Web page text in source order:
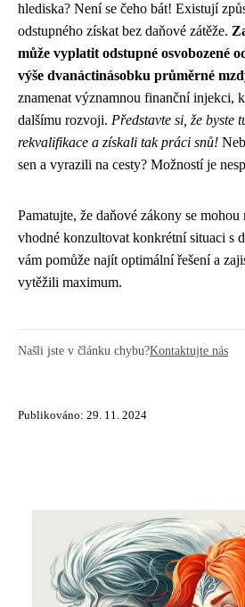
hlediska? Není se čeho bát! Existují
odstupného získat bez daňové zátěže.
může vyplatit odstupné osvobozené
výše dvanáctinásobku průměrné
znamenat významnou finanční injekci,
dalšímu rozvoji. Představte si, že byste
rekvalifikace a získali tak práci snů!
sen a vyrazili na cesty? Možností je
Pamatujte, že daňové zákony se
vhodné konzultovat konkrétní situaci s
vám pomůže najít optimální řešení a
vytěžili maximum.
Našli jste v článku chybu?Kontaktujte nás
Publikováno: 29. 11. 2024